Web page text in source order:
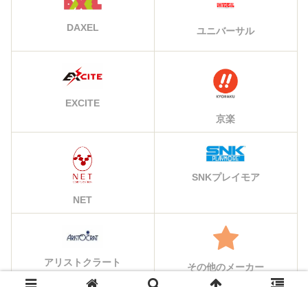
DAXEL ユニバーサル
EXCITE
京楽
NET
SNKプレイモア
アリストクラート その他のメーカー